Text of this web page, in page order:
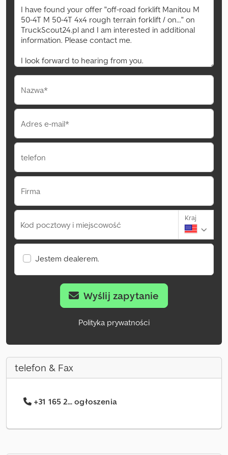
Nazwa*
Adres e-mail*
telefon
Firma
Kod pocztowy i miejscowość
Kraj
Jestem dealerem.
Wyślij zapytanie
Polityka prywatności
telefon & Fax
+31 165 2... ogłoszenia